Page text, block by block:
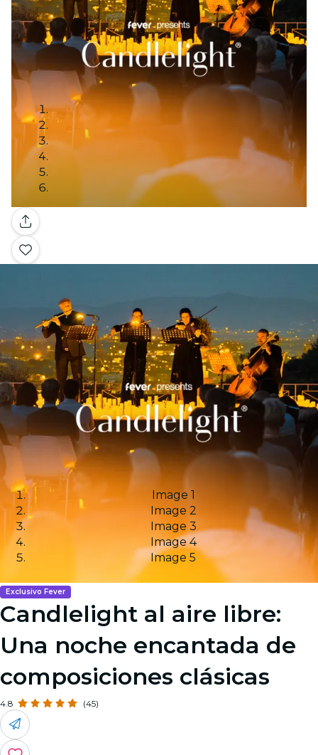
Galería
Image 1
Image 2
Image 3
Image 4
Image 5
Exclusivo Fever
Candlelight al aire libre:
Una noche encantada de
composiciones clásicas
4.8 (45)